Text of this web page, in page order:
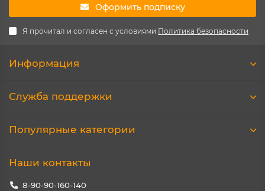
Оформить подписку
Я прочитал и согласен с условиями Политика безопасности
Информация
Служба поддержки
Популярные категории
Наши контакты
8-90-90-160-140